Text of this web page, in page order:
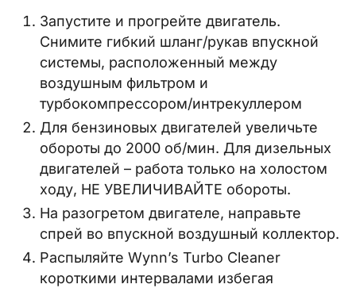
Запустите и прогрейте двигатель.
Снимите гибкий шланг/рукав впускной
системы, расположенный между
воздушным фильтром и
турбокомпрессором/интрекуллером
Для бензиновых двигателей увеличьте
обороты до 2000 об/мин. Для дизельных
двигателей – работа только на холостом
ходу, НЕ УВЕЛИЧИВАЙТЕ обороты.
На разогретом двигателе, направьте
спрей во впускной воздушный коллектор.
Распыляйте Wynn’s Turbo Cleaner
короткими интервалами избегая